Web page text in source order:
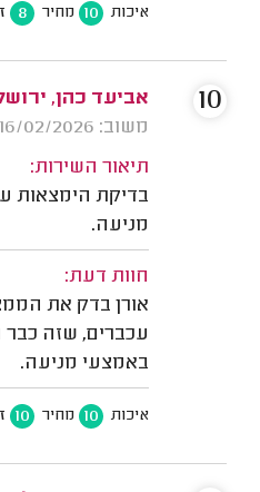
איכות 10 מחיר 8
אביעד כהן,
משוב: 16/02/2026
תיאור השירות:
בדיקת הימצאות
מניעה.
חוות דעת:
אורן בדק את
עכברים, שזה כבר
באמצעי מניעה.
איכות 10 מחיר 10
10